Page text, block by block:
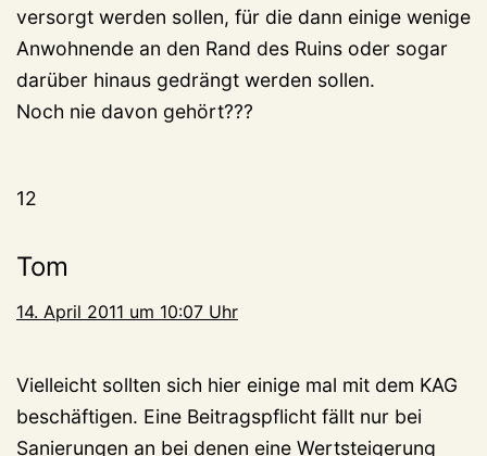
versorgt werden sollen, für die dann einige wenige
Anwohnende an den Rand des Ruins oder sogar
darüber hinaus gedrängt werden sollen.
Noch nie davon gehört???
12
Tom
14. April 2011 um 10:07 Uhr
Vielleicht sollten sich hier einige mal mit dem KAG
beschäftigen. Eine Beitragspflicht fällt nur bei
Sanierungen an bei denen eine Wertsteigerung